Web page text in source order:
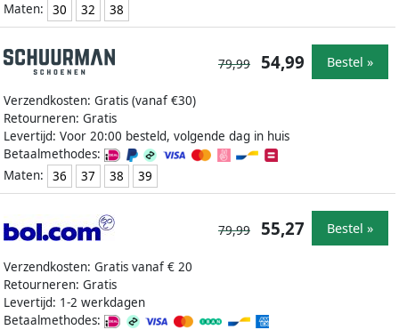
Maten:
30 32 38
Verzendkosten: Gratis (vanaf €30)
Retourneren: Gratis
Levertijd: Voor 20:00 besteld, volgende dag in huis
Betaalmethodes:
Maten:
36 37 38 39
79,99 54,99 Bestel »
Verzendkosten: Gratis vanaf € 20
Retourneren: Gratis
Levertijd: 1-2 werkdagen
Betaalmethodes:
79,99 55,27 Bestel »